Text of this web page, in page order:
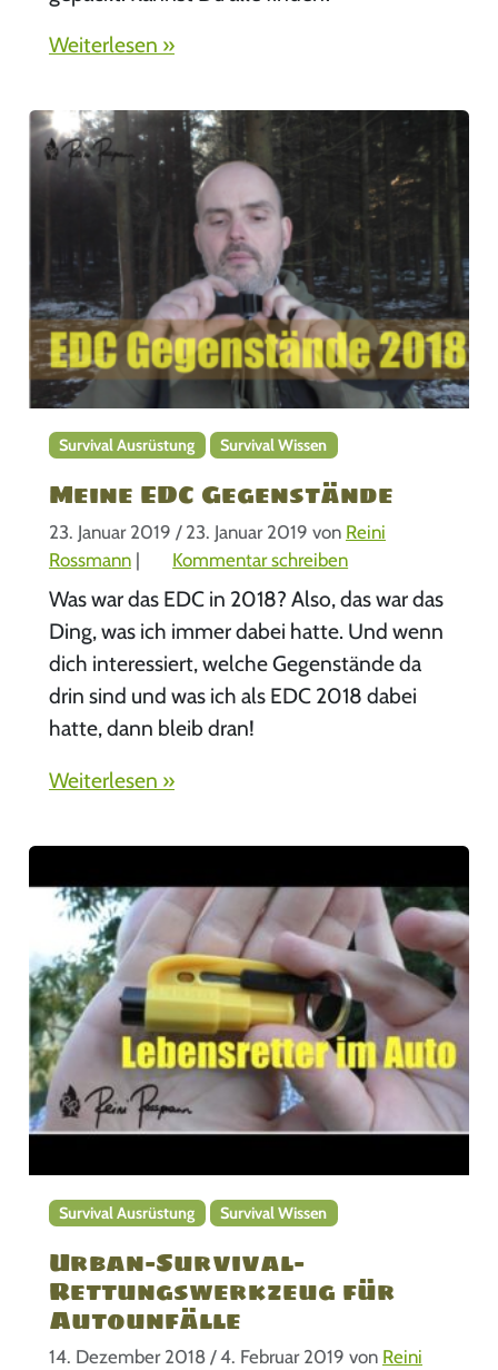
Weiterlesen »
Survival Ausrüstung Survival Wissen
Meine EDC Gegenstände
23. Januar 2019 / 23. Januar 2019 von Reini
Rossmann | Kommentar schreiben
Was war das EDC in 2018? Also, das war das
Ding, was ich immer dabei hatte. Und wenn
dich interessiert, welche Gegenstände da
drin sind und was ich als EDC 2018 dabei
hatte, dann bleib dran!
Weiterlesen »
Survival Ausrüstung Survival Wissen
Urban-Survival-
Rettungswerkzeug für
Autounfälle
14. Dezember 2018 / 4. Februar 2019 von Reini